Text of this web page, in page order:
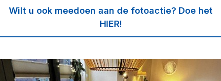
Wilt u ook meedoen aan de fotoactie? Doe het
HIER!